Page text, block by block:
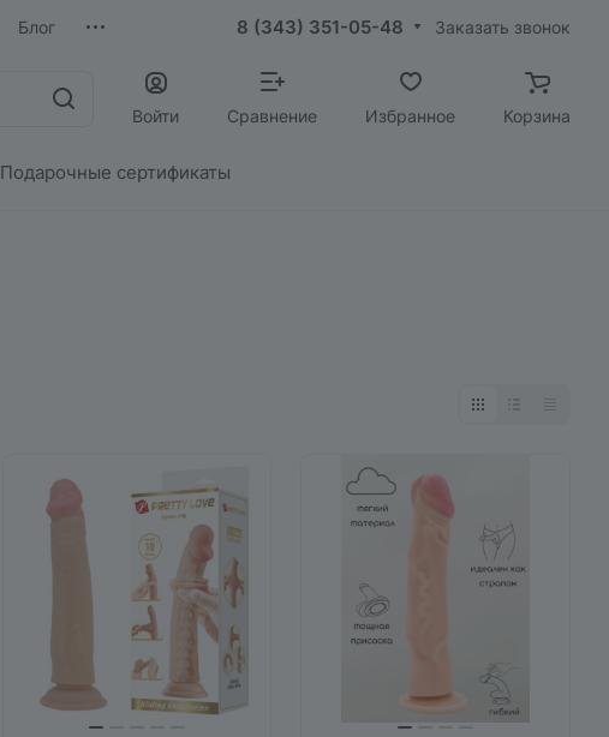
Блог 8 (343) 351-05-48 Заказать звонок
Войти Сравнение Избранное Корзина
Подарочные сертификаты